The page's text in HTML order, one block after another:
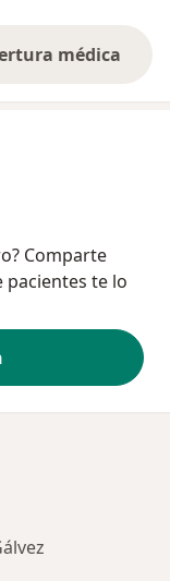
médica
Comparte
pacientes te lo